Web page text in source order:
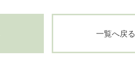
一覧へ戻る